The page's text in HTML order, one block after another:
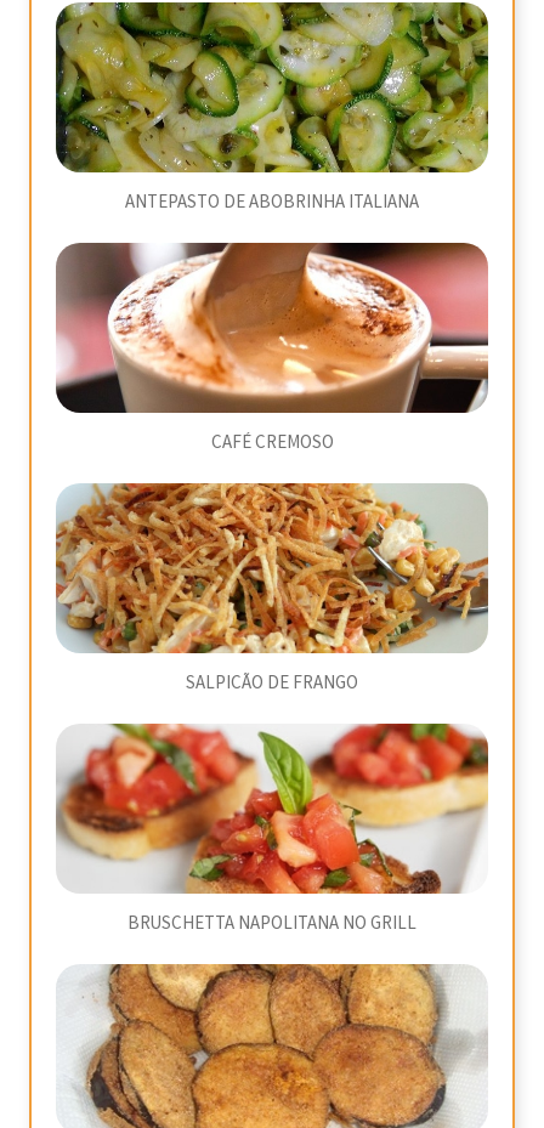
ANTEPASTO DE ABOBRINHA ITALIANA
CAFÉ CREMOSO
SALPICÃO DE FRANGO
BRUSCHETTA NAPOLITANA NO GRILL